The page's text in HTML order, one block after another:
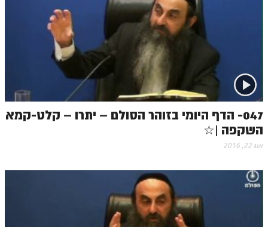
זוהר אחרי מות למתקדמים
הזוהר הקדוש – קדושים למתחילים
ספר הזוהר אמור השקפה
ספר הזוהר אמור מתקדמים
הזוהר הקדוש פרשת בהר למתחילים
הזוהר הקדוש פרשת בהר – מתקדמים
זוהר בחוקותי למתחילים
זוהר הקדוש בחוקותי למתקדמים
047- הדף היומי בזוהר הסולם – יתרו – קלט-קמא
השקפה |☆
אוג 22, 2016